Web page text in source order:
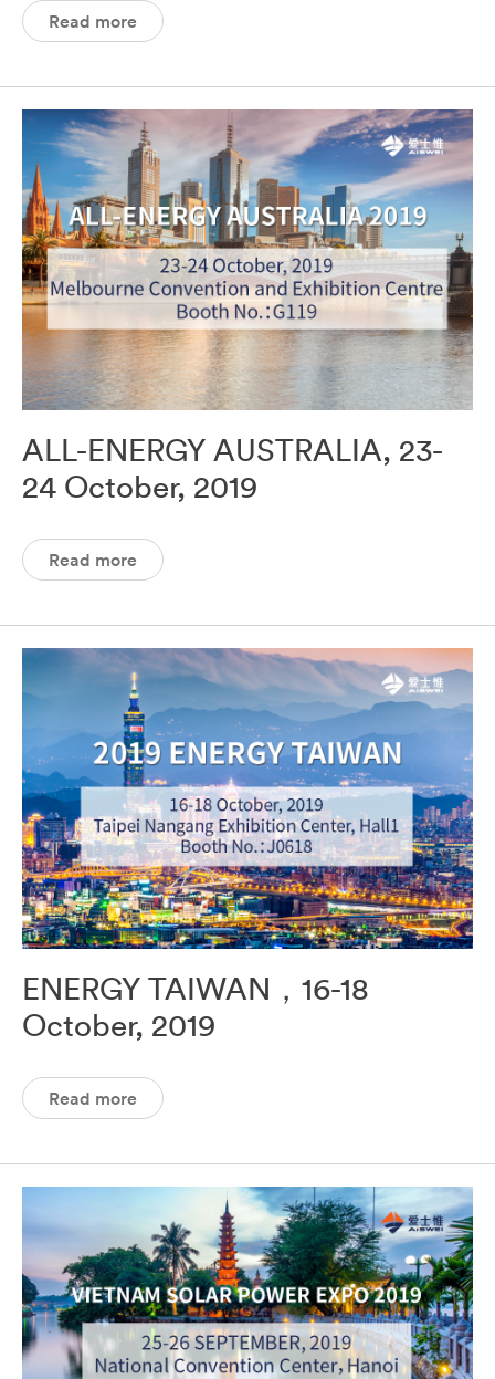
Read more
ALL-ENERGY AUSTRALIA, 23-
24 October, 2019
Read more
ENERGY TAIWAN，16-18
October, 2019
Read more